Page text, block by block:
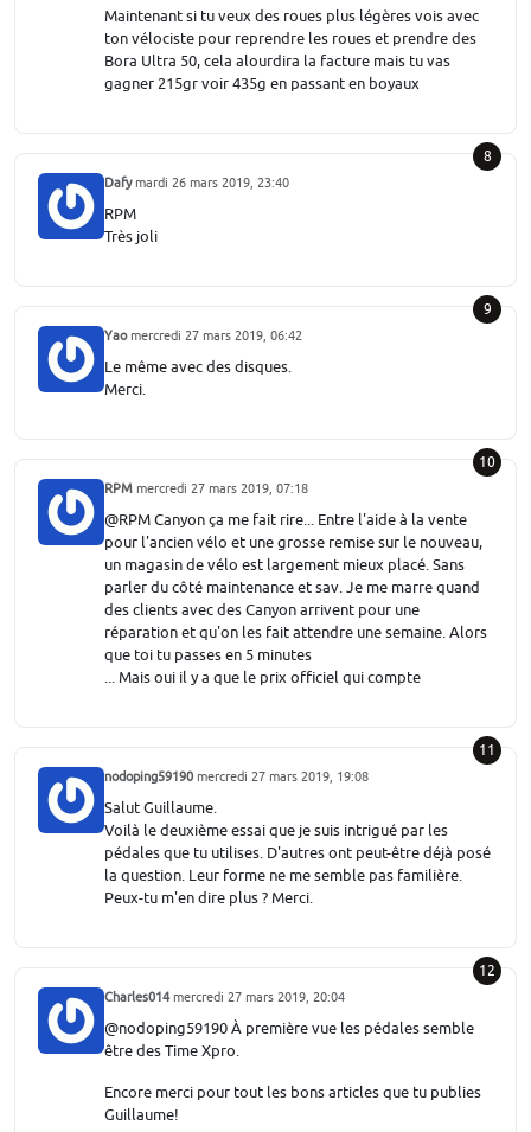
Maintenant si tu veux des roues plus légères vois avec
ton vélociste pour reprendre les roues et prendre des
Bora Ultra 50, cela alourdira la facture mais tu vas
gagner 215gr voir 435g en passant en boyaux
8
Dafymardi 26 mars 2019, 23:40
RPM
Très joli
9
Yaomercredi 27 mars 2019, 06:42
Le même avec des disques.
Merci.
10
RPM mercredi 27 mars 2019, 07:18
@RPM Canyon ça me fait rire... Entre l'aide à la vente
pour l'ancien vélo et une grosse remise sur le nouveau,
un magasin de vélo est largement mieux placé. Sans
parler du côté maintenance et sav. Je me marre quand
des clients avec des Canyon arrivent pour une
réparation et qu'on les fait attendre une semaine. Alors
que toi tu passes en 5 minutes
... Mais oui il y a que le prix officiel qui compte
11
nodoping59190 mercredi 27 mars 2019, 19:08
Salut Guillaume.
Voilà le deuxième essai que je suis intrigué par les
pédales que tu utilises. D'autres ont peut-être déjà posé
la question. Leur forme ne me semble pas familière.
Peux-tu m'en dire plus ? Merci.
12
Charles014mercredi 27 mars 2019, 20:04
@nodoping59190 À première vue les pédales semble
être des Time Xpro.
Encore merci pour tout les bons articles que tu publies
Guillaume!